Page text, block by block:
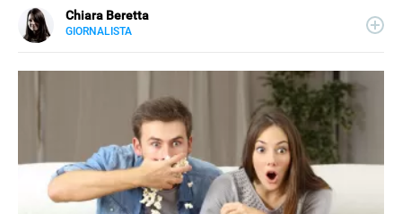
Chiara Beretta
GIORNALISTA
Tecnologia scrive di serie tv, film e spettacolo.